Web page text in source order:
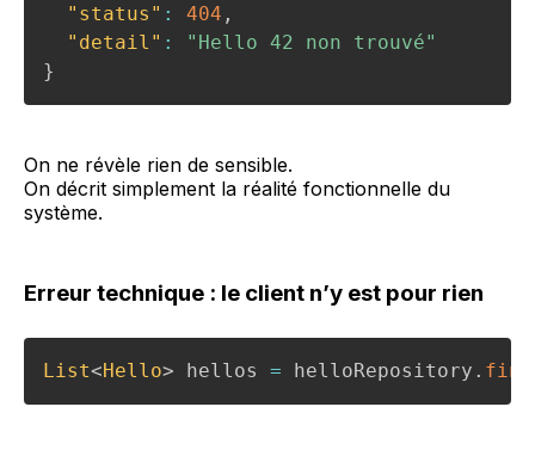
"status" : 404 ,
"detail" :
"Hello 42 non trouvé"
}
On ne révèle rien de sensible.
On décrit simplement la réalité fonctionnelle du
système.
Erreur technique : le client n’y est pour rien
List<Hello> hellos = helloRepository .